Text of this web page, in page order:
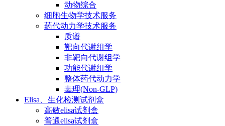
动物综合
细胞生物学技术服务
药代动力学技术服务
质谱
靶向代谢组学
非靶向代谢组学
功能代谢组学
整体药代动力学
毒理(Non-GLP)
Elisa、生化检测试剂盒
高敏elisa试剂盒
普通elisa试剂盒